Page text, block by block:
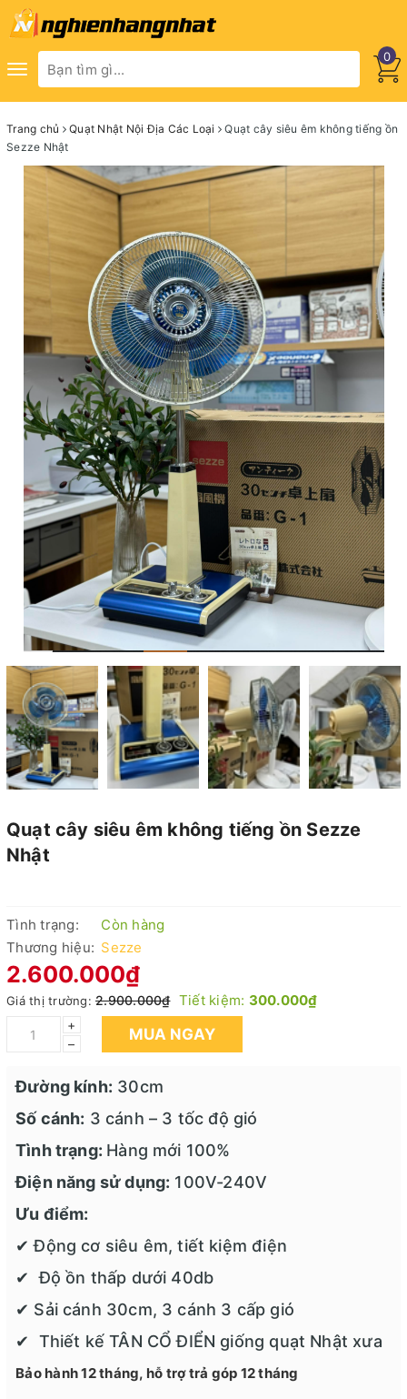
Toggle
0
Trang chủ Quạt Nhật Nội Địa Các Loại
Quạt cây siêu êm không tiếng ồn
Sezze Nhật
Quạt cây siêu êm không tiếng ồn Sezze
Nhật
Tình trạng:
Còn hàng
Thương hiệu: Sezze
2.600.000₫
Giá thị trường: 2.900.000₫ Tiết kiệm: 300.000₫
+
–
MUA NGAY
Đường kính: 30cm
Số cánh: 3 cánh – 3 tốc độ gió
Tình trạng: Hàng mới 100%
Điện năng sử dụng: 100V-240V
Ưu điểm:
✔ Động cơ siêu êm, tiết kiệm điện
✔ Độ ồn thấp dưới 40db
✔ Sải cánh 30cm, 3 cánh 3 cấp gió
✔ Thiết kế TÂN CỔ ĐIỂN giống quạt Nhật xưa
Bảo hành 12 tháng, hỗ trợ trả góp 12 tháng